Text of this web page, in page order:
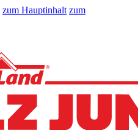
zum Hauptinhalt zum